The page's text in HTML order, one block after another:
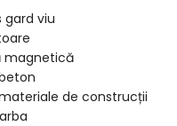
viu
magnetică
de construcții